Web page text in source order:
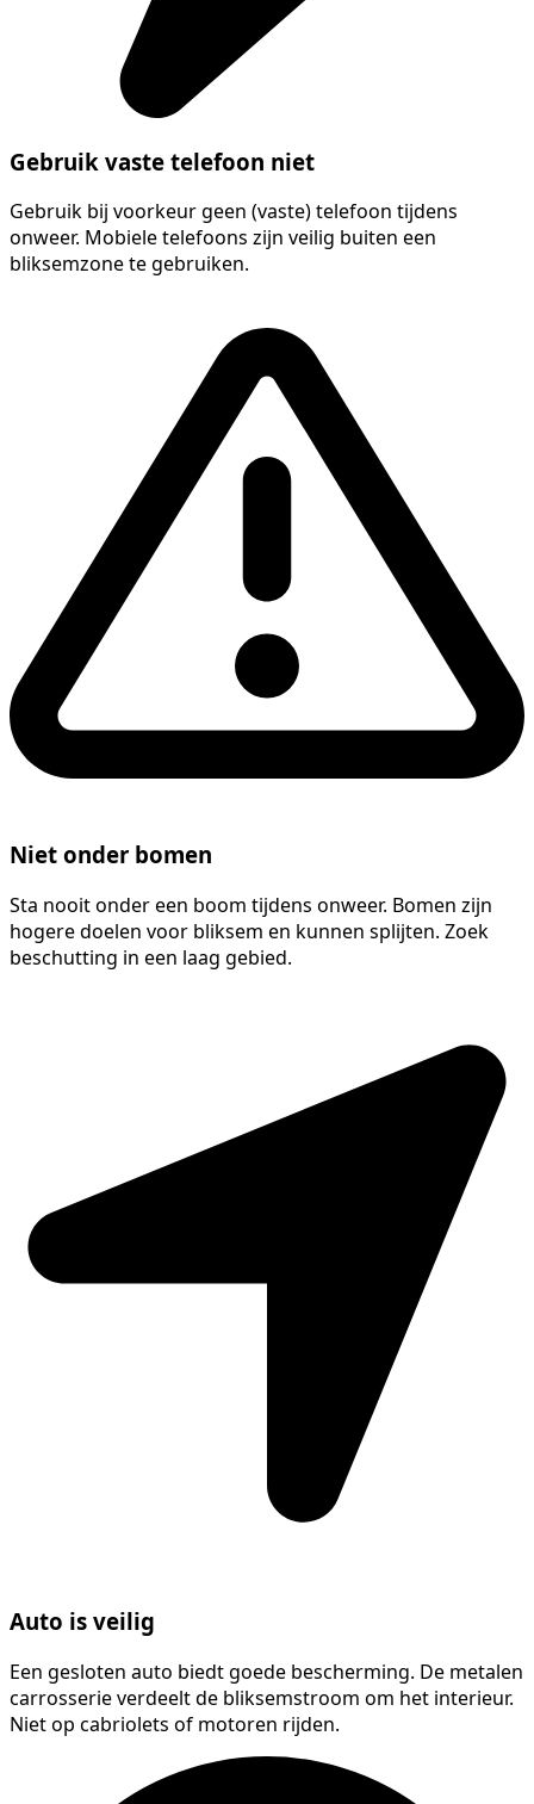
Gebruik vaste telefoon niet
Gebruik bij voorkeur geen (vaste) telefoon tijdens
onweer. Mobiele telefoons zijn veilig buiten een
bliksemzone te gebruiken.
Niet onder bomen
Sta nooit onder een boom tijdens onweer. Bomen zijn
hogere doelen voor bliksem en kunnen splijten. Zoek
beschutting in een laag gebied.
Auto is veilig
Een gesloten auto biedt goede bescherming. De metalen
carrosserie verdeelt de bliksemstroom om het interieur.
Niet op cabriolets of motoren rijden.